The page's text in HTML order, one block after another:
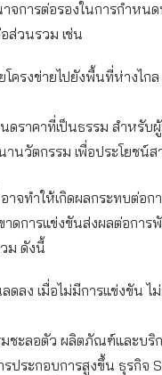
จการต่อรองในการกำหน
ส่วนรวม เช่น
โครงข่ายไปยังพื้นที่ห่างไก
ดราคาที่เป็นธรรม สำหรับ
นวัตกรรม เพื่อประโยชน์
าจทำให้เกิดผลกระทบต่อ
าดการแข่งขันส่งผลต่อการ
ม ดังนี้
ดลง เมื่อไม่มีการแข่งขัน ไ
ชะลอตัว ผลิตภัณฑ์และบริ
ประกอบการสูงขึ้น ธุรกิจ